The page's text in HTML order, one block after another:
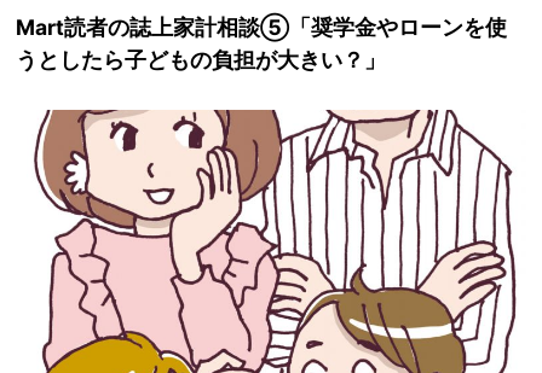
Mart読者の誌上家計相談⑤「奨学金やローンを使
うとしたら子どもの負担が大きい？」